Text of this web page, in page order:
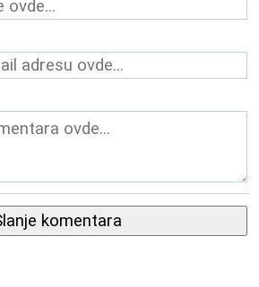
komentara